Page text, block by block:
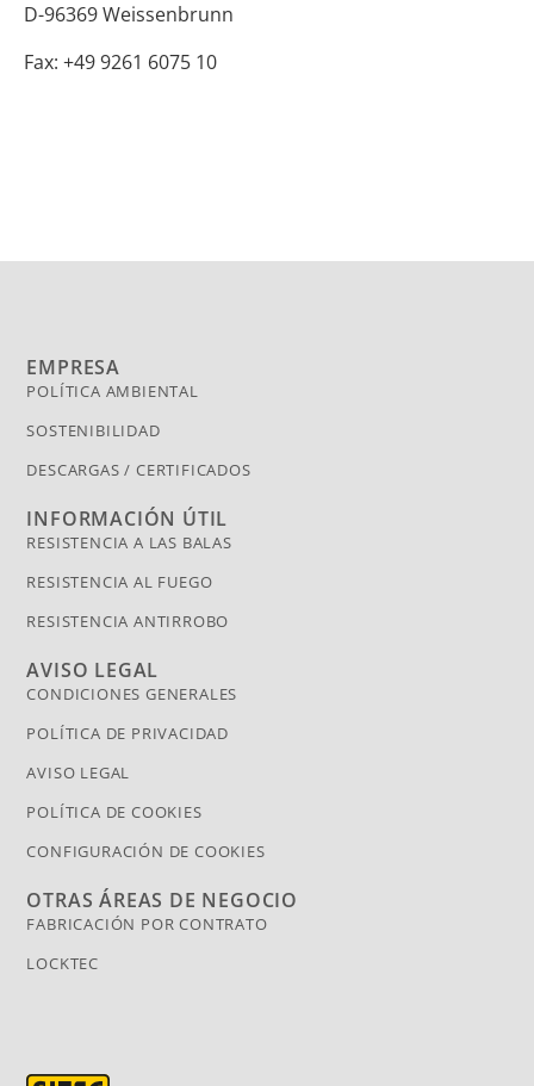
D-96369 Weissenbrunn
Fax: +49 9261 6075 10
EMPRESA
POLÍTICA AMBIENTAL
SOSTENIBILIDAD
DESCARGAS / CERTIFICADOS
INFORMACIÓN ÚTIL
RESISTENCIA A LAS BALAS
RESISTENCIA AL FUEGO
RESISTENCIA ANTIRROBO
AVISO LEGAL
CONDICIONES GENERALES
POLÍTICA DE PRIVACIDAD
AVISO LEGAL
POLÍTICA DE COOKIES
CONFIGURACIÓN DE COOKIES
OTRAS ÁREAS DE NEGOCIO
FABRICACIÓN POR CONTRATO
LOCKTEC